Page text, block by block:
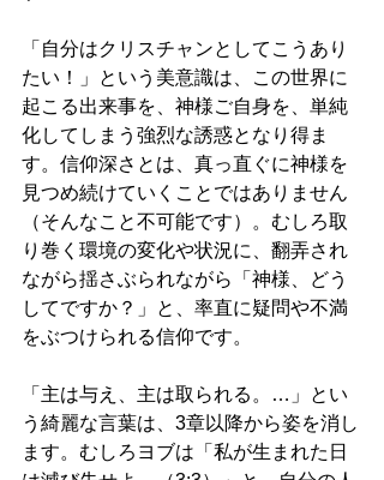
「自分はクリスチャンとしてこうあり
たい！」という美意識は、この世界に
起こる出来事を、神様ご自身を、単純
化してしまう強烈な誘惑となり得ま
す。信仰深さとは、真っ直ぐに神様を
見つめ続けていくことではありません
（そんなこと不可能です）。むしろ取
り巻く環境の変化や状況に、翻弄され
ながら揺さぶられながら「神様、どう
してですか？」と、率直に疑問や不満
をぶつけられる信仰です。
「主は与え、主は取られる。…」とい
う綺麗な言葉は、3章以降から姿を消し
ます。むしろヨブは「私が生まれた日